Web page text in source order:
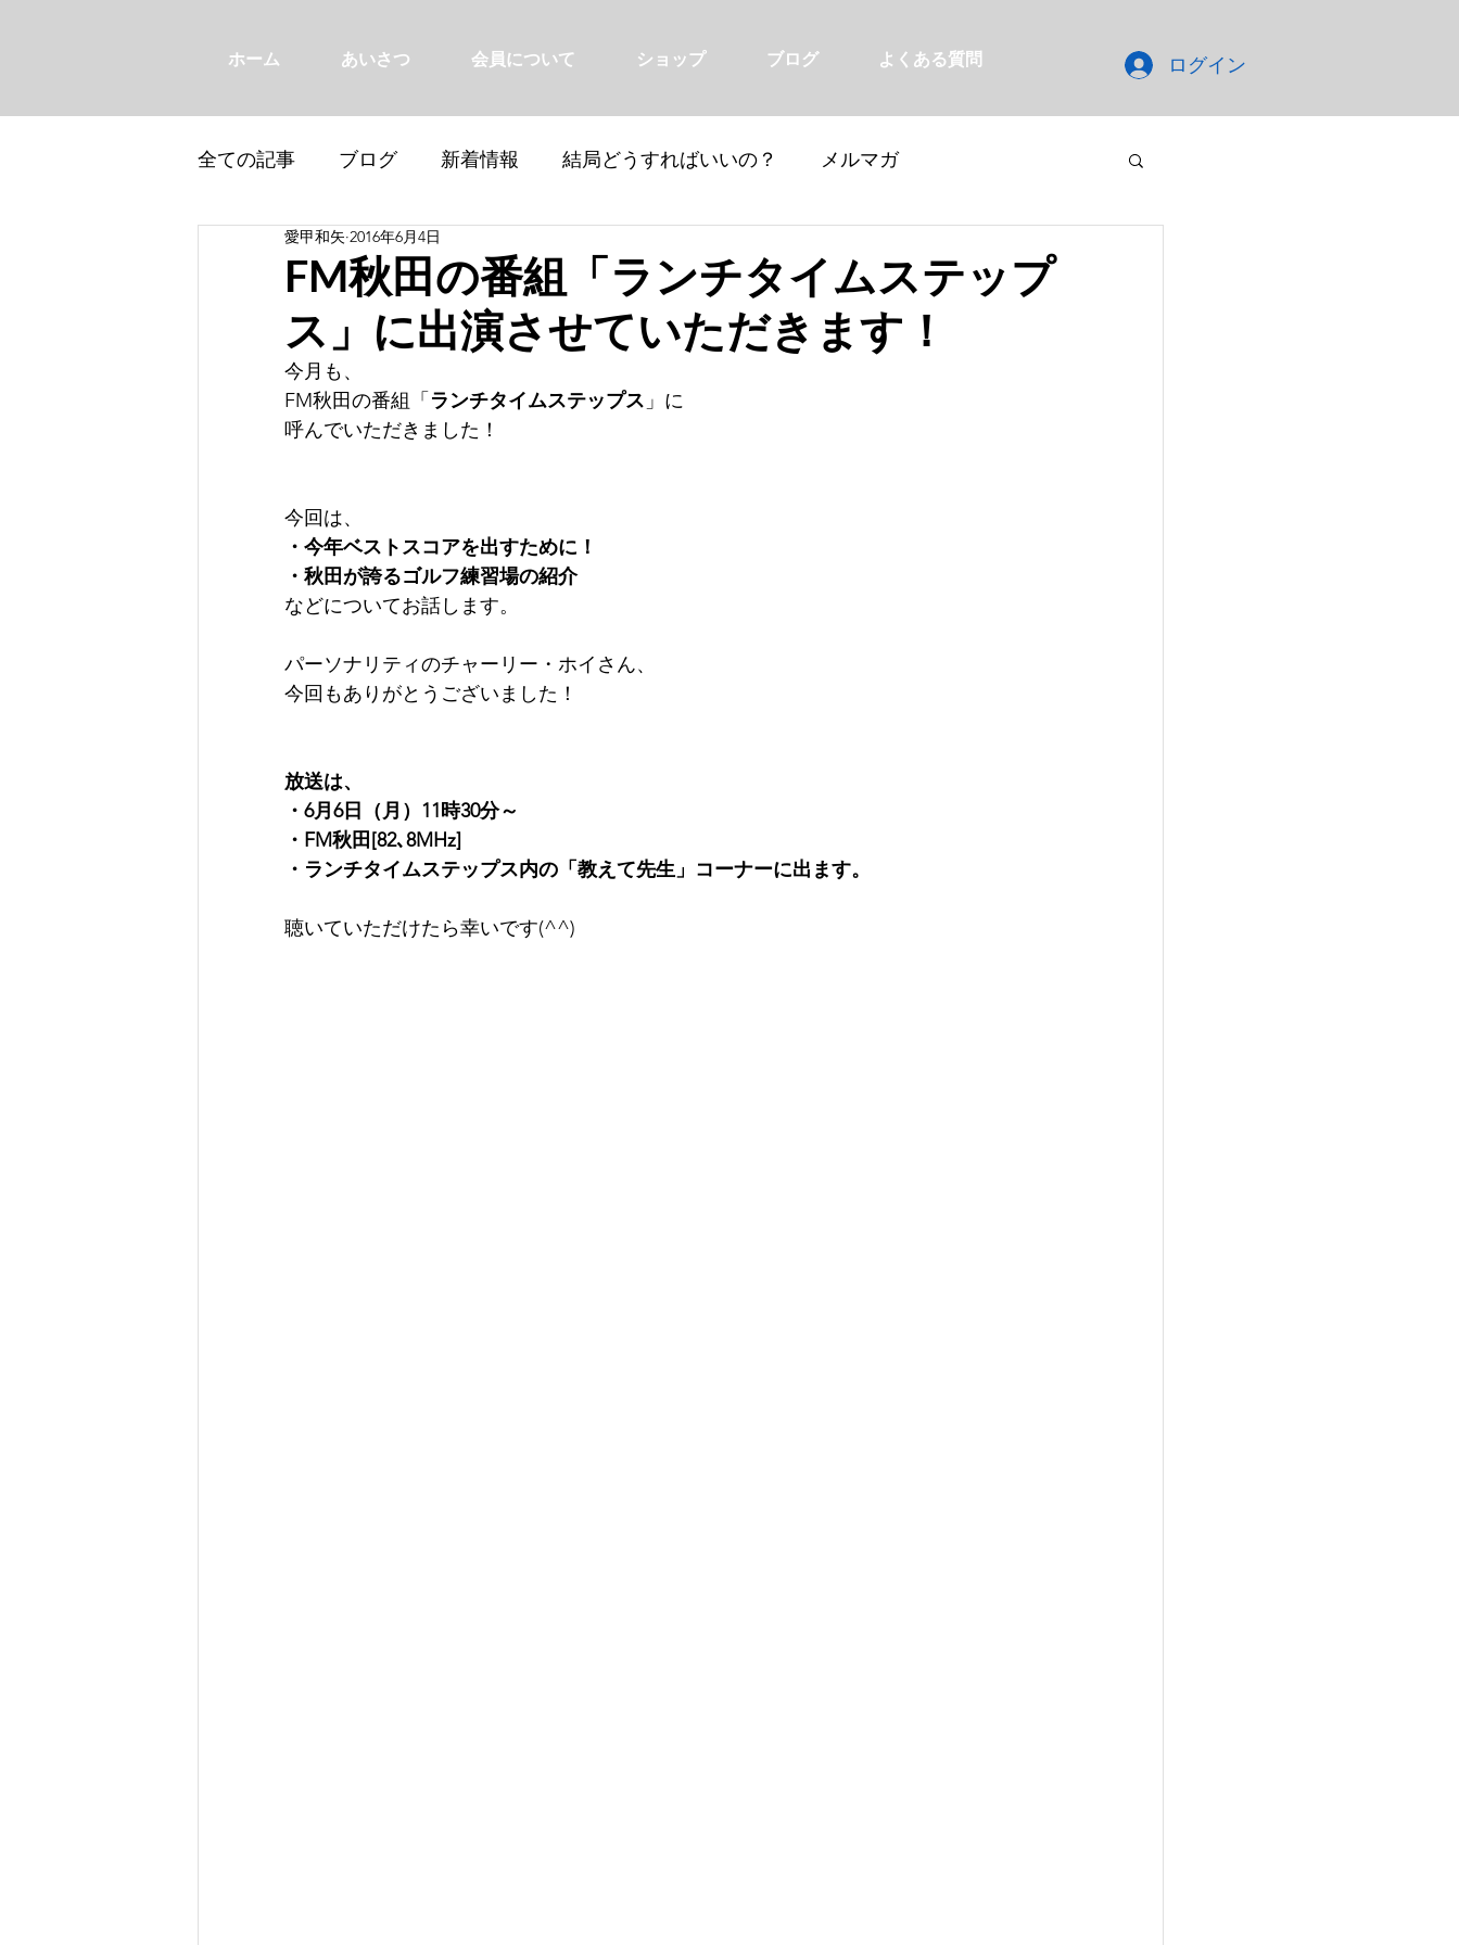
ホーム あいさつ 会員について ショップ ブログ よくある質問 ログイン
全ての記事 ブログ 新着情報 結局どうすればいいの？ メルマガ
FM秋田の番組「ランチタイムステップ
ス」に出演させていただきます！
愛甲和矢 2016年6月4日
今月も、
FM秋田の番組「 ランチタイムステップス 」に
呼んでいただきました！
今回は、
・今年ベストスコアを出すために！
・秋田が誇るゴルフ練習場の紹介
などについてお話します。
パーソナリティのチャーリー・ホイさん、
今回もありがとうございました！
放送は、
・6月6日（月）11時30分～
・FM秋田[82､8MHz]
・ランチタイムステップス内の「教えて先生」コーナーに出ます。
聴いていただけたら幸いです(^^)